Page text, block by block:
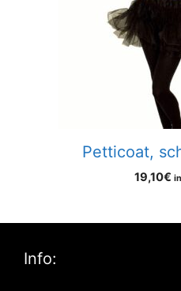
Petticoat,
19,10€
Info: